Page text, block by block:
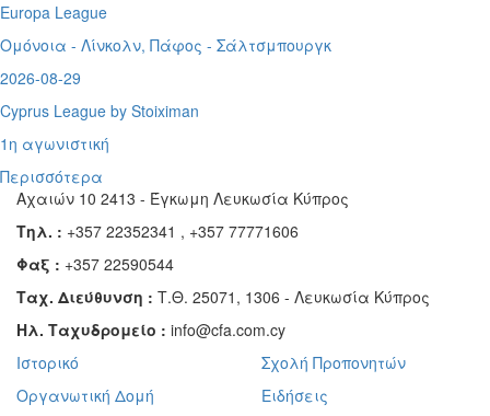
Europa League
Ομόνοια - Λίνκολν, Πάφος - Σάλτσμπουργκ
2026-08-29
Cyprus League by Stoiximan
1η αγωνιστική
Περισσότερα
Αχαιών 10 2413 - Έγκωμη Λευκωσία Κύπρος
Τηλ. : +357 22352341 , +357 77771606
Φαξ : +357 22590544
Ταχ. Διεύθυνση : Τ.Θ. 25071, 1306 - Λευκωσία Κύπρος
Ηλ. Ταχυδρομείο : info@cfa.com.cy
Ιστορικό
Οργανωτική Δομή
Σχολή Προπονητών
Ειδήσεις